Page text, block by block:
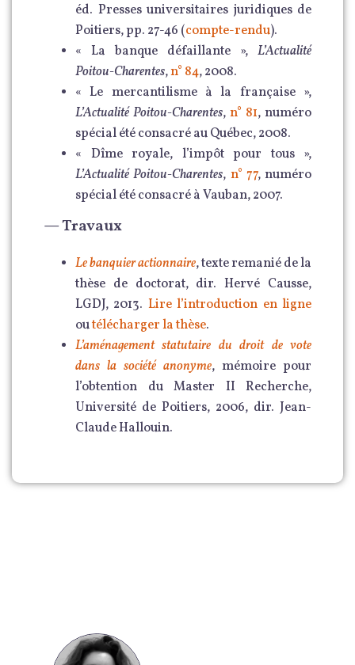
éd. Presses universitaires juridiques de
Poitiers, pp. 27-46 (compte-rendu).
« La banque défaillante », L’Actualité
Poitou-Charentes,n° 84, 2008.
« Le mercantilisme à la française »,
L’Actualité Poitou-Charentes, n° 81, numéro
spécial été consacré au Québec, 2008.
« Dîme royale, l’impôt pour tous »,
L’Actualité Poitou-Charentes, n° 77, numéro
spécial été consacré à Vauban, 2007.
—Travaux
Le banquier actionnaire, texte remanié de la
thèse de doctorat, dir. Hervé Causse,
LGDJ, 2013. Lire l’introduction en ligne
outélécharger la thèse.
L’aménagement statutaire du droit de vote
dans la société anonyme, mémoire pour
l’obtention du Master II Recherche,
Université de Poitiers, 2006, dir. Jean-
Claude Hallouin.